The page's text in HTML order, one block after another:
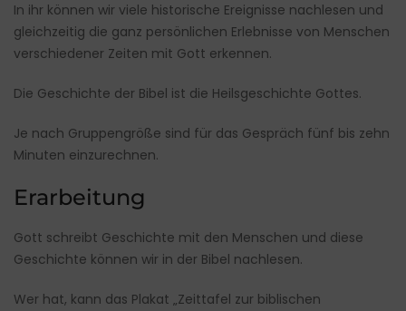
In ihr können wir viele historische Ereignisse nachlesen und
gleichzeitig die ganz persönlichen Erlebnisse von Menschen
verschiedener Zeiten mit Gott erkennen.
Die Geschichte der Bibel ist die Heilsgeschichte Gottes.
Je nach Gruppengröße sind für das Gespräch fünf bis zehn
Minuten einzurechnen.
Erarbeitung
Gott schreibt Geschichte mit den Menschen und diese
Geschichte können wir in der Bibel nachlesen.
Wer hat, kann das Plakat „Zeittafel zur biblischen